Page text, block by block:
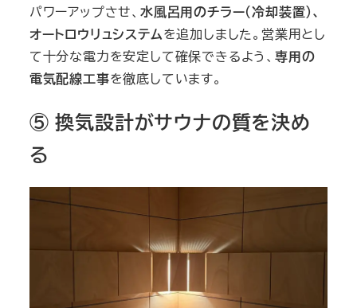
パワーアップさせ、 水風呂用のチラー（冷却装置）、
オートロウリュシステムを追加しました。営業用とし
て十分な電力を安定して確保できるよう、 専用の
電気配線工事を徹底しています。
⑤ 換気設計がサウナの質を決め
る